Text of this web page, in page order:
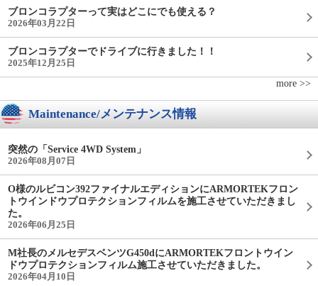
ブロンコラプターって実はどこにでも使える？
2026年03月22日
ブロンコラプターでドライブに行きました！！
2025年12月25日
more >>
Maintenance/メンテナンス情報
突然の「Service 4WD System」
2026年08月07日
O様のルビコン392ファイナルエディションにARMORTEKフロン
トウインドウプロテクションフィルムを施工させていただきまし
た。
2026年06月25日
M社長のメルセデスベンツG450dにARMORTEKフロントウイン
ドウプロテクションフィルム施工させていただきました。
2026年04月10日